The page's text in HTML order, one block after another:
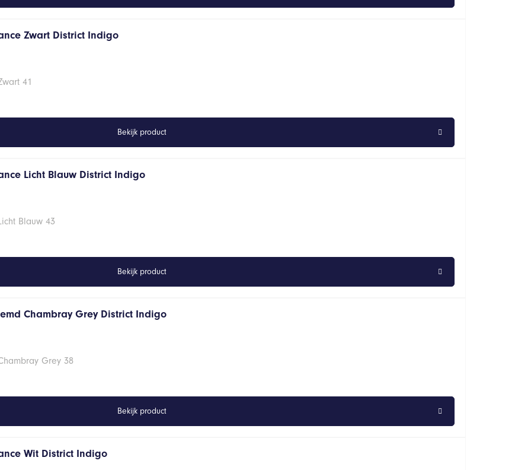
Zwart District Indigo
41
Bekijk product
Licht Blauw District Indigo
Blauw 43
Bekijk product
Chambray Grey District Indigo
Grey 38
Bekijk product
Wit District Indigo